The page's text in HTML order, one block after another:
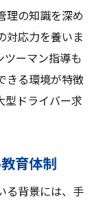
理の知識を深め
対応力を養いま
ツーマン指導も
きる環境が特徴
型ドライバー求
育体制
る背景には、手